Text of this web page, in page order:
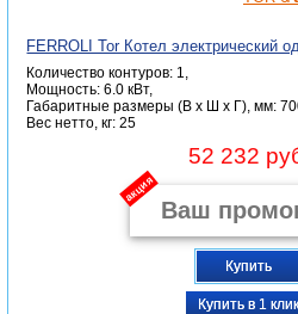
FERROLI Tor Котел электрический
Количество контуров: 1,
Мощность: 6.0 кВт,
Габаритные размеры (В x Ш x Г), мм:
Вес нетто, кг: 25
52 232
акция
Купить
Купить в 1 клик